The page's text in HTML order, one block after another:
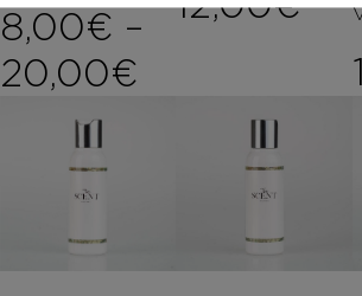
8,00€ –
20,00€Price